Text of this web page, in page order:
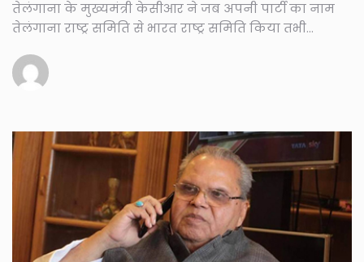
तेलंगाना के मुख्यमंत्री केसीआर ने जब अपनी पार्टी का नाम
तेलंगाना राष्ट्र समिति से भारत राष्ट्र समिति किया तभी...